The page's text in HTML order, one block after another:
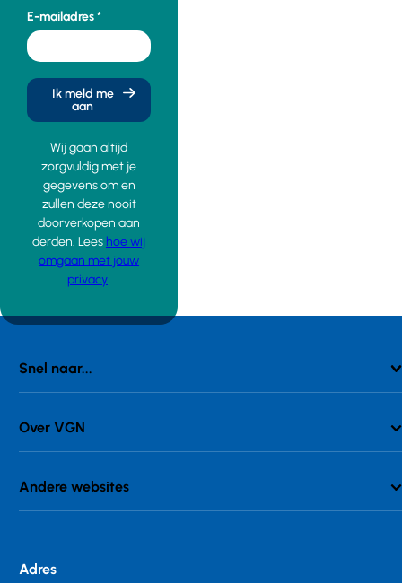
E-mailadres
Ik meld me
aan
Wij gaan altijd
zorgvuldig met je
gegevens om en
zullen deze nooit
doorverkopen aan
derden. Lees hoe wij
omgaan met jouw
privacy.
Snel naar...
Over VGN
Andere websites
Adres